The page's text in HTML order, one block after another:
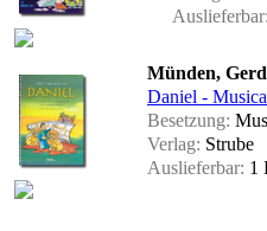
Auslieferbar:
Münden,
Daniel -
Besetzung:
Verlag: Strube
Auslieferbar: 1